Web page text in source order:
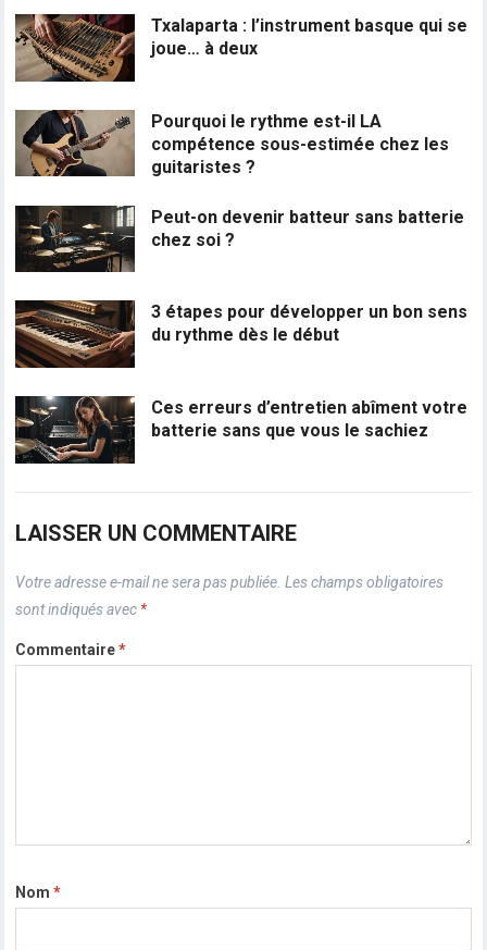
Txalaparta : l’instrument basque qui se
joue… à deux
Pourquoi le rythme est-il LA
compétence sous-estimée chez les
guitaristes ?
Peut-on devenir batteur sans batterie
chez soi ?
3 étapes pour développer un bon sens
du rythme dès le début
Ces erreurs d’entretien abîment votre
batterie sans que vous le sachiez
LAISSER UN COMMENTAIRE
Votre adresse e-mail ne sera pas publiée. Les champs obligatoires
sont indiqués avec *
Commentaire*
Nom*